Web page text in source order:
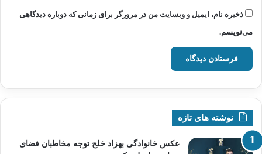
ذخیره نام، ایمیل و وبسایت من در مرورگر برای زمانی که دوباره دیدگاهی
می‌نویسم.
نوشته های تازه
عکس خانوادگی بهزاد خلج توجه مخاطبان فضای